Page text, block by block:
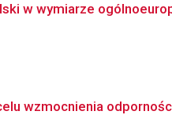
w wymiarze
wzmocnienia